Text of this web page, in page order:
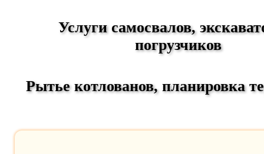
Услуги самосвалов,
погрузчиков
Рытье котлованов, планировка